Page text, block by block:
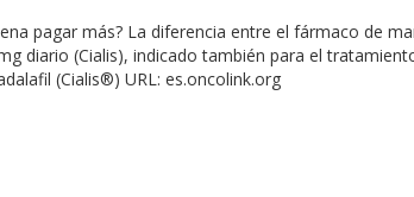
pagar más? La diferencia entre el fármaco de
diario (Cialis), indicado también para el
(Cialis®) URL: es.oncolink.org